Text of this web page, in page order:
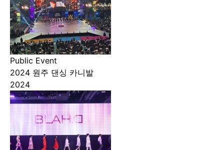
Public Event
2024 원주 댄싱 카니발
2024